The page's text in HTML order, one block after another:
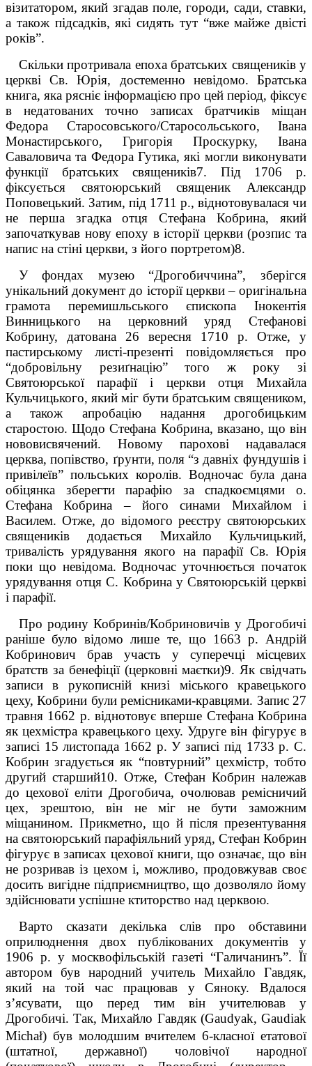
візитатором, який згадав поле, городи, сади, ставки,
а також підсадків, які сидять тут “вже майже двісті
років”.
Скільки протривала епоха братських священиків у
церкві Св. Юрія, достеменно невідомо. Братська
книга, яка рясніє інформацією про цей період, фіксує
в недатова­них точно записах братчиків міщан
Федора Старосовського/Старосольського, Івана
Монастирського, Григорія Проскурку, Івана
Саваловича та Федора Гутика, які могли виконувати
функції братських священиків7. Під 1706 р.
фіксується святоюрський священик Александр
Поповецький. Затим, під 1711 р., віднотовувалася чи
не перша згадка отця Стефана Кобрина, який
започаткував нову епоху в історії церкви (розпис та
напис на стіні церкви, з його портретом)8.
У фондах музею “Дрогобиччина”, зберігся
унікальний документ до історії церкви – оригінальна
грамота перемишльського єпископа Інокентія
Винницького на церковний уряд Стефанові
Кобрину, датована 26 вересня 1710 р. Отже, у
пастирському листі-презенті повідомляється про
“добровільну резиґнацію” того ж року зі
Святоюрської парафії і церкви отця Михайла
Кульчицького, який міг бути братським священиком,
а також апробацію надання дрогобицьким
старостою. Щодо Стефана Кобрина, вка­зано, що він
нововисвячений. Новому парохові надавалася
церква, попівство, ґрунти, поля “з давніх фундушів і
привілеїв” польських королів. Водночас була дана
обіцянка зберегти парафію за спадкоємцями о.
Стефана Кобрина – його синами Михайлом і
Василем. Отже, до відомого реєстру святоюрських
священиків додається Михайло Кульчицький,
тривалість урядування якого на парафії Св. Юрія
поки що невідома. Водночас уточнюється початок
урядування отця С. Кобрина у Святоюрській церкві
і парафії.
Про родину Кобринів/Кобриновичів у Дрогобичі
раніше було відомо лише те, що 1663 р. Андрій
Кобринович брав участь у суперечці місцевих
братств за бенефіції (церковні маєтки)9. Як свідчать
записи в рукописній книзі міського кравецького
цеху, Кобрини були ремісниками-кравцями. Запис 27
травня 1662 р. віднотовує вперше Стефана Кобрина
як цехмістра кравецького цеху. Удруге він фігурує в
записі 15 ли­стопада 1662 р. У записі під 1733 р. С.
Кобрин згадується як “повтурний” цехмістр, тобто
другий старший10. Отже, Стефан Кобрин належав
до цехової еліти Дрогобича, очолював ремісничий
цех, зрештою, він не міг не бути заможним
міщанином. Прик­метно, що й після презентування
на святоюрський парафіяльний уряд, Стефан Кобрин
фігурує в записах цехової книги, що означає, що він
не розривав із цехом і, можливо, продовжував своє
досить вигідне підприємництво, що дозволяло йому
здійснювати успішне ктиторство над церквою.
Варто сказати декілька слів про обставини
оприлюднення двох публікованих документів у
1906 р. у москвофільській газеті “Галичанинъ”. Її
автором був народний учитель Михайло Гавдяк,
який на той час працював у Сяноку. Вдалося
з’ясувати, що перед тим він учителював у
Дрогобичі. Так, Михайло Гавдяк (Gaudyak, Gaudiak
Michał) був молодшим вчителем 6-класної етатової
(штатної, державної) чоловічої народної